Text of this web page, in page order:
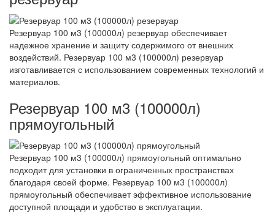
Резервуар 100 м3 (100000л) резервуар обеспечивает
надежное хранение и защиту содержимого от внешних
воздействий. Резервуар 100 м3 (100000л) резервуар
изготавливается с использованием современных технологий и
материалов.
Резервуар 100 м3 (100000л)
прямоугольный
Резервуар 100 м3 (100000л) прямоугольный оптимально
подходит для установки в ограниченных пространствах
благодаря своей форме. Резервуар 100 м3 (100000л)
прямоугольный обеспечивает эффективное использование
доступной площади и удобство в эксплуатации.